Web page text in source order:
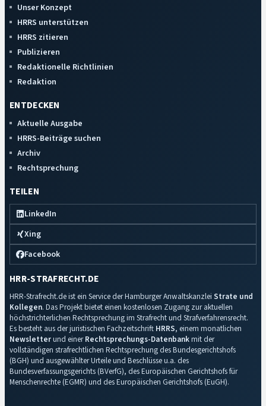
Unser Konzept
HRRS unterstützen
HRRS zitieren
Publizieren
Redaktionelle Richtlinien
Redaktion
ENTDECKEN
Aktuelle Ausgabe
HRRS-Beiträge suchen
Archiv
Rechtsprechung
TEILEN
LinkedIn
Xing
Facebook
HRR-STRAFRECHT.DE
HRR-Strafrecht.de ist ein Service der Hamburger Anwaltskanzlei Strate und
Kollegen. Das Projekt bietet einen kostenlosen Zugang zur aktuellen
höchstrichterlichen Rechtsprechung im Strafrecht und Strafverfahrensrecht.
Es besteht aus der juristischen Fachzeitschrift HRRS, einem monatlichen
Newsletterund einerRechtsprechungs-Datenbankmit der
vollständigen strafrechtlichen Rechtsprechung des Bundesgerichtshofs
(BGH) und ausgewählter Urteile und Beschlüsse u.a. des
Bundesverfassungsgerichts (BVerfG), des Europäischen Gerichtshofs für
Menschenrechte (EGMR) und des Europäischen Gerichtshofs (EuGH).